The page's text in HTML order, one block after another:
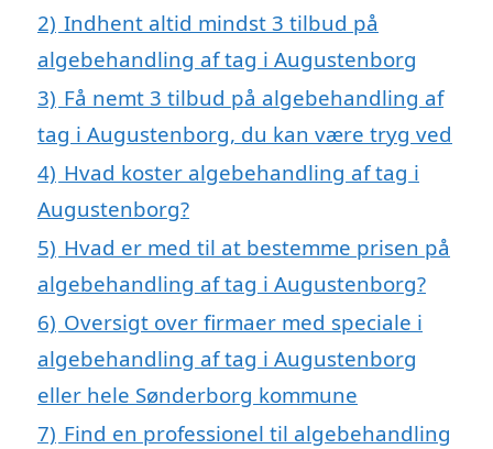
2) Indhent altid mindst 3 tilbud på
algebehandling af tag i Augustenborg
3) Få nemt 3 tilbud på algebehandling af
tag i Augustenborg, du kan være tryg ved
4) Hvad koster algebehandling af tag i
Augustenborg?
5) Hvad er med til at bestemme prisen på
algebehandling af tag i Augustenborg?
6) Oversigt over firmaer med speciale i
algebehandling af tag i Augustenborg
eller hele Sønderborg kommune
7) Find en professionel til algebehandling